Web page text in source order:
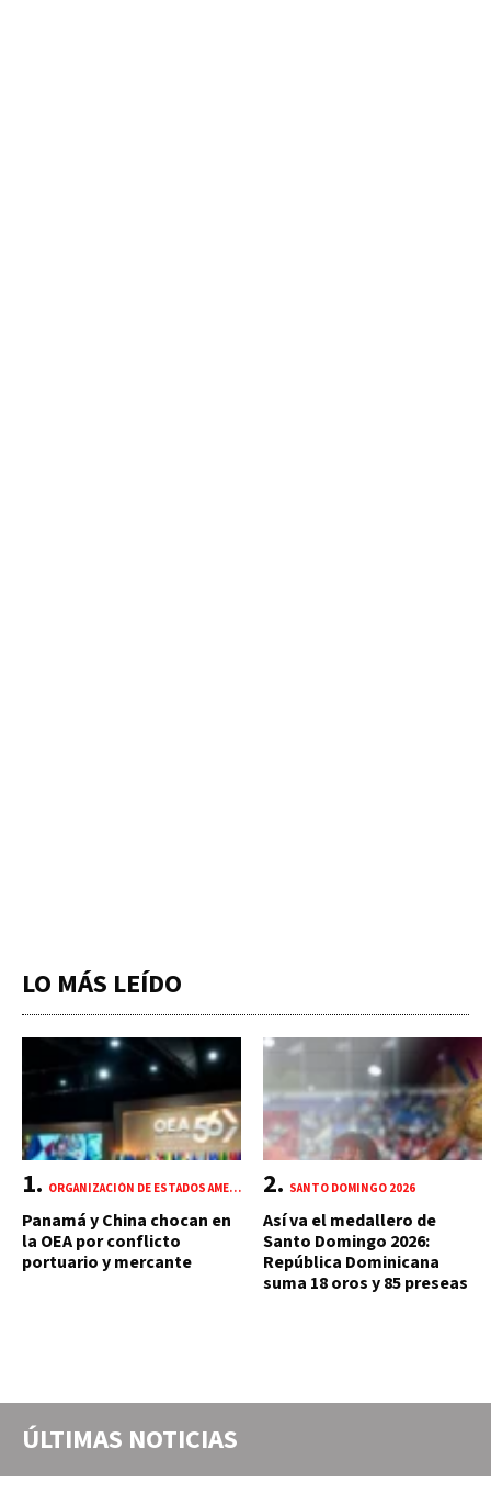
LO MÁS LEÍDO
ORGANIZACIÓN DE ESTADOS AMERICANOS (OEA)
Panamá y China chocan en
la OEA por conflicto
portuario y mercante
SANTO DOMINGO 2026
Así va el medallero de
Santo Domingo 2026:
República Dominicana
suma 18 oros y 85 preseas
ÚLTIMAS NOTICIAS